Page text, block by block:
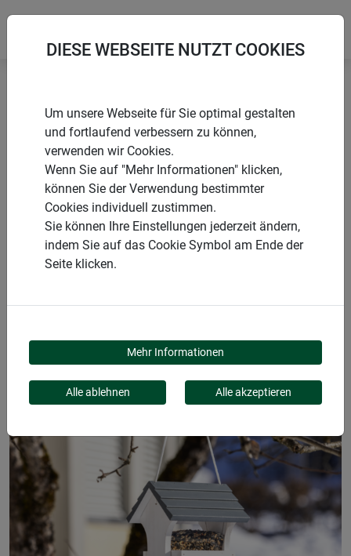
Startseite Vogelfuttersilos Vogelfuttersilo Sparber
PRODUKTE
VOGELFUTTERSILO
DIESE WEBSEITE NUTZT COOKIES
Um unsere Webseite für Sie optimal gestalten
und fortlaufend verbessern zu können,
verwenden wir Cookies.
Wenn Sie auf "Mehr Informationen" klicken,
können Sie der Verwendung bestimmter
Cookies individuell zustimmen.
Sie können Ihre Einstellungen jederzeit ändern,
indem Sie auf das Cookie Symbol am Ende der
Seite klicken.
Mehr Informationen
Alle ablehnen Alle akzeptieren